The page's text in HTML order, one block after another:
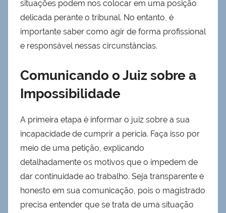
situações podem nos colocar em uma posição
delicada perante o tribunal. No entanto, é
importante saber como agir de forma profissional
e responsável nessas circunstâncias.
Comunicando o Juiz sobre a
Impossibilidade
A primeira etapa é informar o juiz sobre a sua
incapacidade de cumprir a perícia. Faça isso por
meio de uma petição, explicando
detalhadamente os motivos que o impedem de
dar continuidade ao trabalho. Seja transparente e
honesto em sua comunicação, pois o magistrado
precisa entender que se trata de uma situação